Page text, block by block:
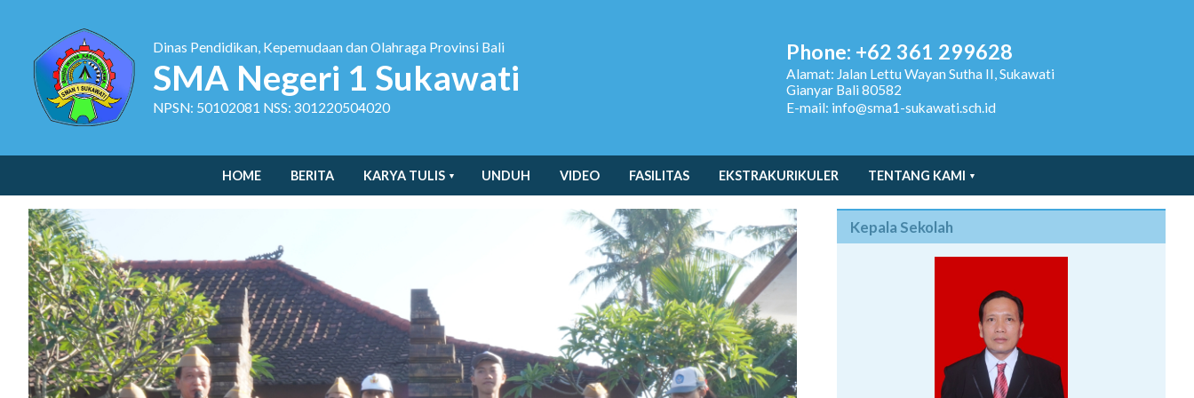
Dinas Pendidikan, Kepemudaan dan Olahraga Provinsi Bali
SMA Negeri 1 Sukawati
NPSN: 50102081 NSS: 301220504020
Phone: +62 361 299628
Alamat: Jalan Lettu Wayan Sutha II, Sukawati
Gianyar Bali 80582
E-mail: info@sma1-sukawati.sch.id
HOME BERITA KARYA TULIS UNDUH VIDEO FASILITAS EKSTRAKURIKULER TENTANG KAMI
Kepala Sekolah